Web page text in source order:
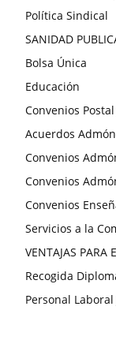
Política Sindical
SANIDAD
Bolsa Única
Educación
Convenios
Acuerdos
Convenios
Convenios
Convenios
Servicios a la
VENTAJAS PARA
Recogida
Personal Laboral